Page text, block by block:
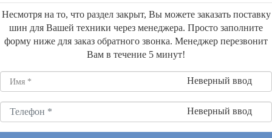
Несмотря на то, что раздел закрыт, Вы можете заказать поставку
шин для Вашей техники через менеджера. Просто заполните
форму ниже для заказ обратного звонка. Менеджер перезвонит
Вам в течение 5 минут!
Неверный ввод
Неверный ввод